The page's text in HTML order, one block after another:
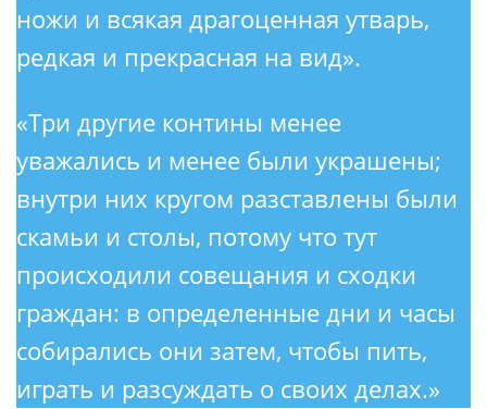
ножи и всякая драгоценная утварь,
редкая и прекрасная на вид».
«Три другие контины менее
уважались и менее были украшены;
внутри них кругом разставлены были
скамьи и столы, потому что тут
происходили совещания и сходки
граждан: в определенные дни и часы
собирались они затем, чтобы пить,
играть и разсуждать о своих делах.»